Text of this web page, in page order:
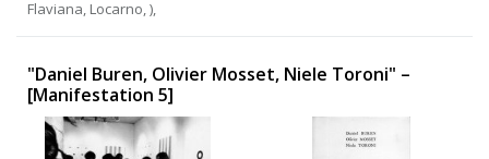
Flaviana, Locarno, ),
"Daniel Buren, Olivier Mosset, Niele Toroni" –
[Manifestation 5]